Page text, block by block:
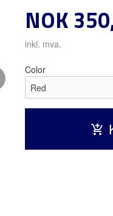
Next
Pris
NOK
inkl. mva.
Color